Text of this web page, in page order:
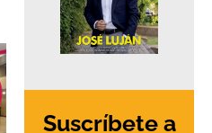
Suscríbete a